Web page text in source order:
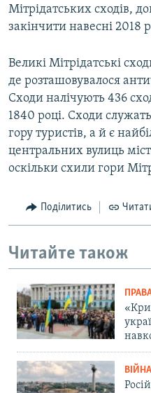
Мітрідатських сходів,
закінчити навесні 2018
Великі Мітрідатські
де розташовувалося
Сходи налічують 436
1840 році. Сходи
гору туристів, а й є
центральних вулиць
оскільки схили гори
Поділитись
Читайте також